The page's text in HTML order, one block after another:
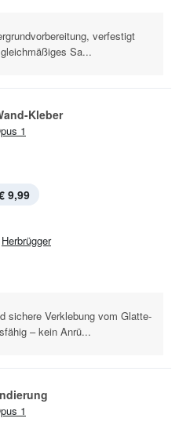
verfestigt
Sa...
Kleber
1
9,99
Herbrügger
sichere Verklebung vom Glatte-
– kein Anrü...
1